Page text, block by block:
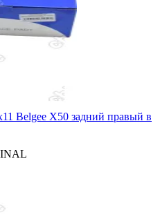
Belgee X50 задний правый в